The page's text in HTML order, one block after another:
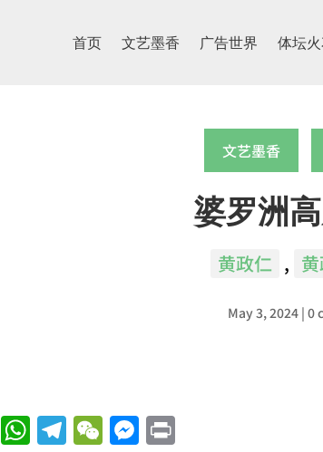
首页 文艺墨香 广告世界 体坛
文艺墨香
婆罗洲
黄政仁 ,
May 3, 2024| 0
Facebook
WhatsApp
Telegram
WeChat
Messenger